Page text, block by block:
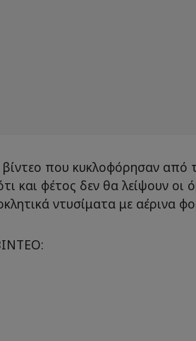
που κυκλοφόρησαν από
και φέτος δεν θα λείψουν οι
ντυσίματα με αέρινα